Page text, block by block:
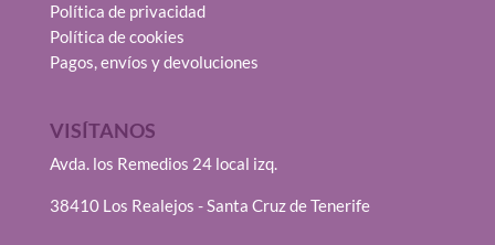
Política de privacidad
Política de cookies
Pagos, envíos y devoluciones
VISÍTANOS
Avda. los Remedios 24 local izq.
38410 Los Realejos - Santa Cruz de Tenerife